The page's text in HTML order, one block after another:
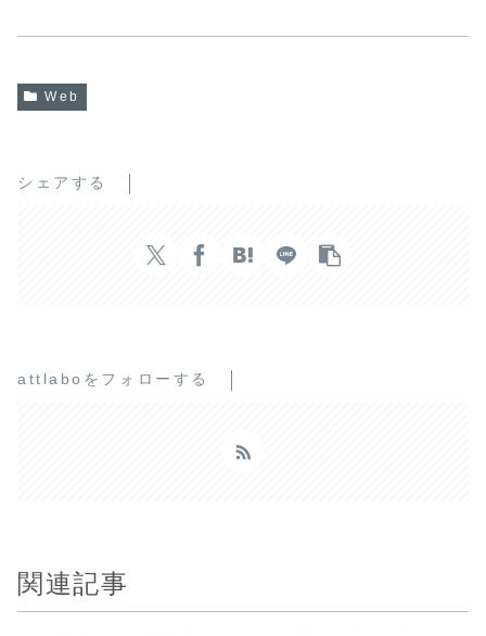
Web
シェアする
attlaboをフォローする
関連記事